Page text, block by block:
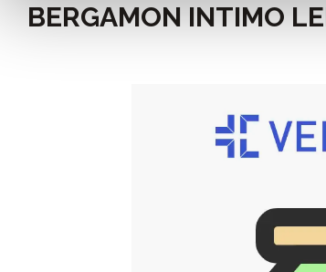
BERGAMON INTIMO